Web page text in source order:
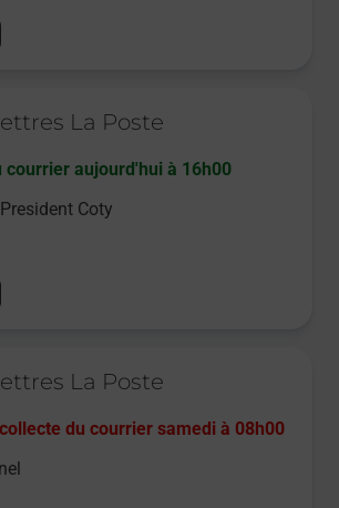
La Poste
courrier aujourd'hui à 16h00
Coty
La Poste
du courrier samedi à 08h00